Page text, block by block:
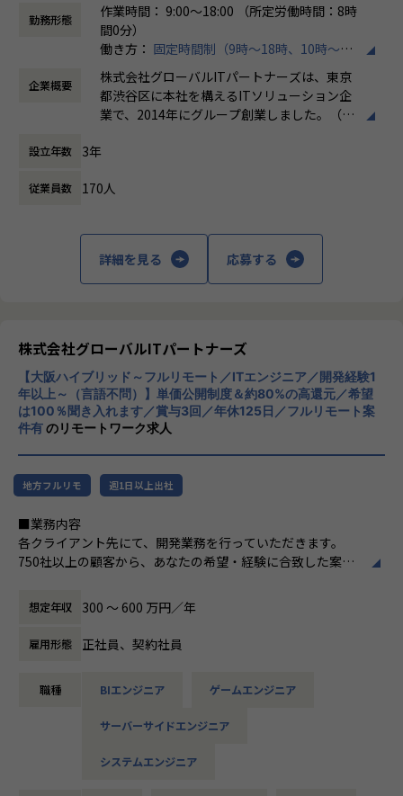
操縦技術に関して特許を取得するなど、技術力を証明する成
果も生まれています。
その他にも、多数の技術イベントでの登壇や、ハッカソン・
アプリ開発コンテストでの受賞実績など、多くの場で高い評
価をいただいています。
■【【評価制度から目指せる年収モデル】】
・例：26歳 開発経験5年 年収550万円
想定スキル：PL補佐とメンバーへの技術サポートができる
レベル
・例：32歳 開発経験10年 年収750万円
・例：36歳 開発経験14年 年収900万円
想定スキル：大規模プロジェクトのアーキテクト / PM
えて単価のおよそ80％をエンジニアへ還元する仕組みを導入
そうすることによって、
・案件の透明性の確保
・自身の市場価値の把握
・給与などの待遇面の向上
とができます。
■チーム組織構成
当社はこれからも「エンジニアファースト」な会社を目指
し、さまざまな改革を続けていきます。
＼ 先輩たちの入社理由 ／
□案件を自分で選びたい
□リモートワークに比重を置きたい
□自分のプライベートはしっかり確保したい
□もっと違う業界・分野のプロジェクトに挑戦したい
□今の収入に不満がある
そんな想いをもった先輩たちが
当社で充実したエンジニアライフを手に入れています！
気軽にご応募ください♪
※場合により、親会社での採用になる可能性もございます。
【業務の変更の範囲】
勤務形態
作業時間： 9:00～18:00 （所定労働時間：8時
間0分）
働き方： 固定時間制（9時～18時、10時～19
時など）
時間外労働の有無： 有（月平均3時間～15時
間）
休憩時間： 60分
企業概要
株式会社グローバルITパートナーズは、東京
都渋谷区に本社を構えるITソリューション企
業で、2014年にグループ創業しました。（連
ムエンジニアリングサービス（SES）、ソフ
で、AWSやAzureなどのクラウド構築から業
べる「案件選択制度」や報酬を透明化する
「単価公開制度」を導入し、キャリア形成を
重視。Udemy教材や資格取得支援などスキル
gether」を掲げています。
設立年数 3年
従業員数 170人
詳細を見る 応募する
株式会社グローバルITパートナーズ
【大阪ハイブリッド～フルリモート／ITエンジニア／開発経験1
年以上～（言語不問）】単価公開制度＆約80%の高還元／希望
は100％聞き入れます／賞与3回／年休125日／フルリモート案
件有のリモートワーク求人
地方フルリモ 週1日以上出社
■業務内容
各クライアント先にて、開発業務を行っていただきます。
750社以上の顧客から、あなたの希望・経験に合致した案件
＜案件例＞
・基幹系システムの開発支援（Java、TypeScript、Sprin
g、Vue.js）
・電力系営業システムの開発（Java、VB.net、VBA）
・MuleSoft開発（Java、SQL、Salesforce）
・車載電池ECUシステムの開発（C）
想定年収 300 〜 600 万円／年
雇用形態 正社員、契約社員
職種 BIエンジニア ゲームエンジニア
サーバーサイドエンジニア
システムエンジニア